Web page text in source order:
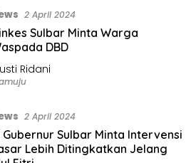
2 April 2024
Sulbar Minta Warga
DBD
Ridani
2 April 2024
Gubernur Sulbar Minta Intervensi
Lebih Ditingkatkan Jelang